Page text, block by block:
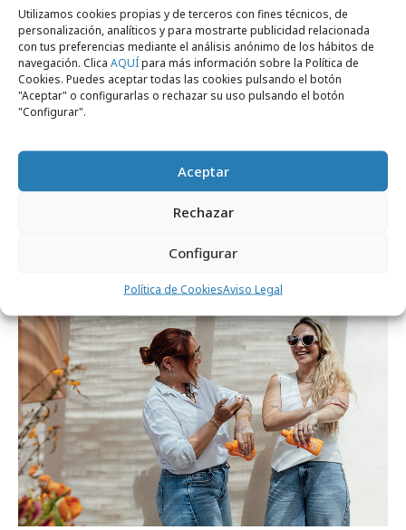
Utilizamos cookies propias y de terceros con fines técnicos, de
personalización, analíticos y para mostrarte publicidad relacionada
con tus preferencias mediante el análisis anónimo de los hábitos de
navegación. Clica AQUÍpara más información sobre la Política de
Cookies. Puedes aceptar todas las cookies pulsando el botón
"Aceptar" o configurarlas o rechazar su uso pulsando el botón
"Configurar".
Aceptar
Rechazar
Configurar
Política de CookiesAviso Legal
Toallas gigantes de Babaria dan la